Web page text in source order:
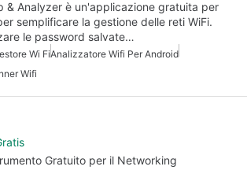
& Analyzer è un'applicazione gratuita per
semplificare la gestione delle reti WiFi.
le password salvate…
Wi FiAnalizzatore Wifi Per Android
Wifi
Gratuito per il Networking